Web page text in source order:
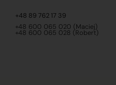
+48 89 762 17 39
+48 600 065 020 (Maciej)
+48 600 065 028 (Robert)